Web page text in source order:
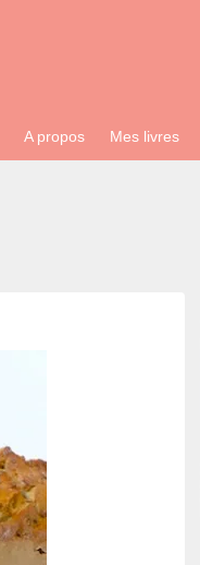
A propos Mes livres